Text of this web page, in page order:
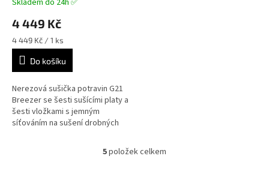
Průměrné
produktu
je
5,0
5
hvězdiček.
Skladem do 24h ✅
4 449 Kč
Měrná
cena:
4 449 Kč / 1 ks
Do košíku
Nerezová sušička potravin G21
Breezer se šesti sušícími platy a
šesti vložkami s jemným
síťováním na sušení drobných
O
5položek celkem